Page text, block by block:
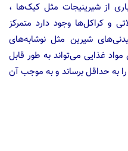
از شیرینیجات مثل کیک‌ها ،
و کراکل‌ها وجود دارد متمرکز
شیرین مثل نوشابه‌های
مواد غذایی می‌تواند به طور قابل
به حداقل برساند و به موجب آن